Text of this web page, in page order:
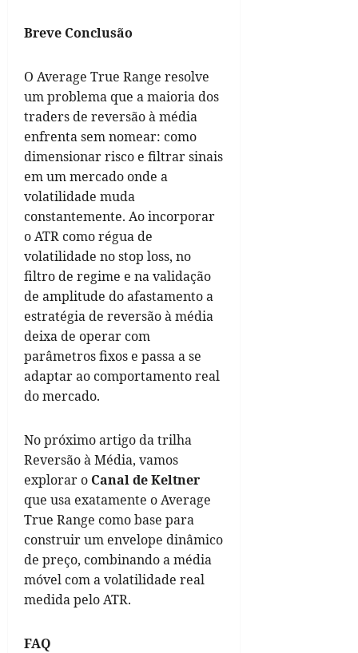
Breve Conclusão
O Average True Range resolve
um problema que a maioria dos
traders de reversão à média
enfrenta sem nomear: como
dimensionar risco e filtrar sinais
em um mercado onde a
volatilidade muda
constantemente. Ao incorporar
o ATR como régua de
volatilidade no stop loss, no
filtro de regime e na validação
de amplitude do afastamento a
estratégia de reversão à média
deixa de operar com
parâmetros fixos e passa a se
adaptar ao comportamento real
do mercado.
No próximo artigo da trilha
Reversão à Média, vamos
explorar o Canal de Keltner
que usa exatamente o Average
True Range como base para
construir um envelope dinâmico
de preço, combinando a média
móvel com a volatilidade real
medida pelo ATR.
FAQ